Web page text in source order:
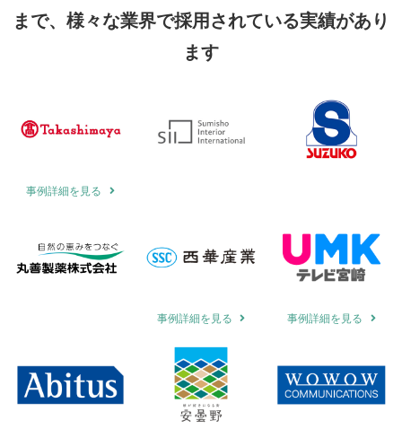
まで、 様々な業界で採用されている実績があり
ます
事例詳細を見る
事例詳細を見る 事例詳細を見る